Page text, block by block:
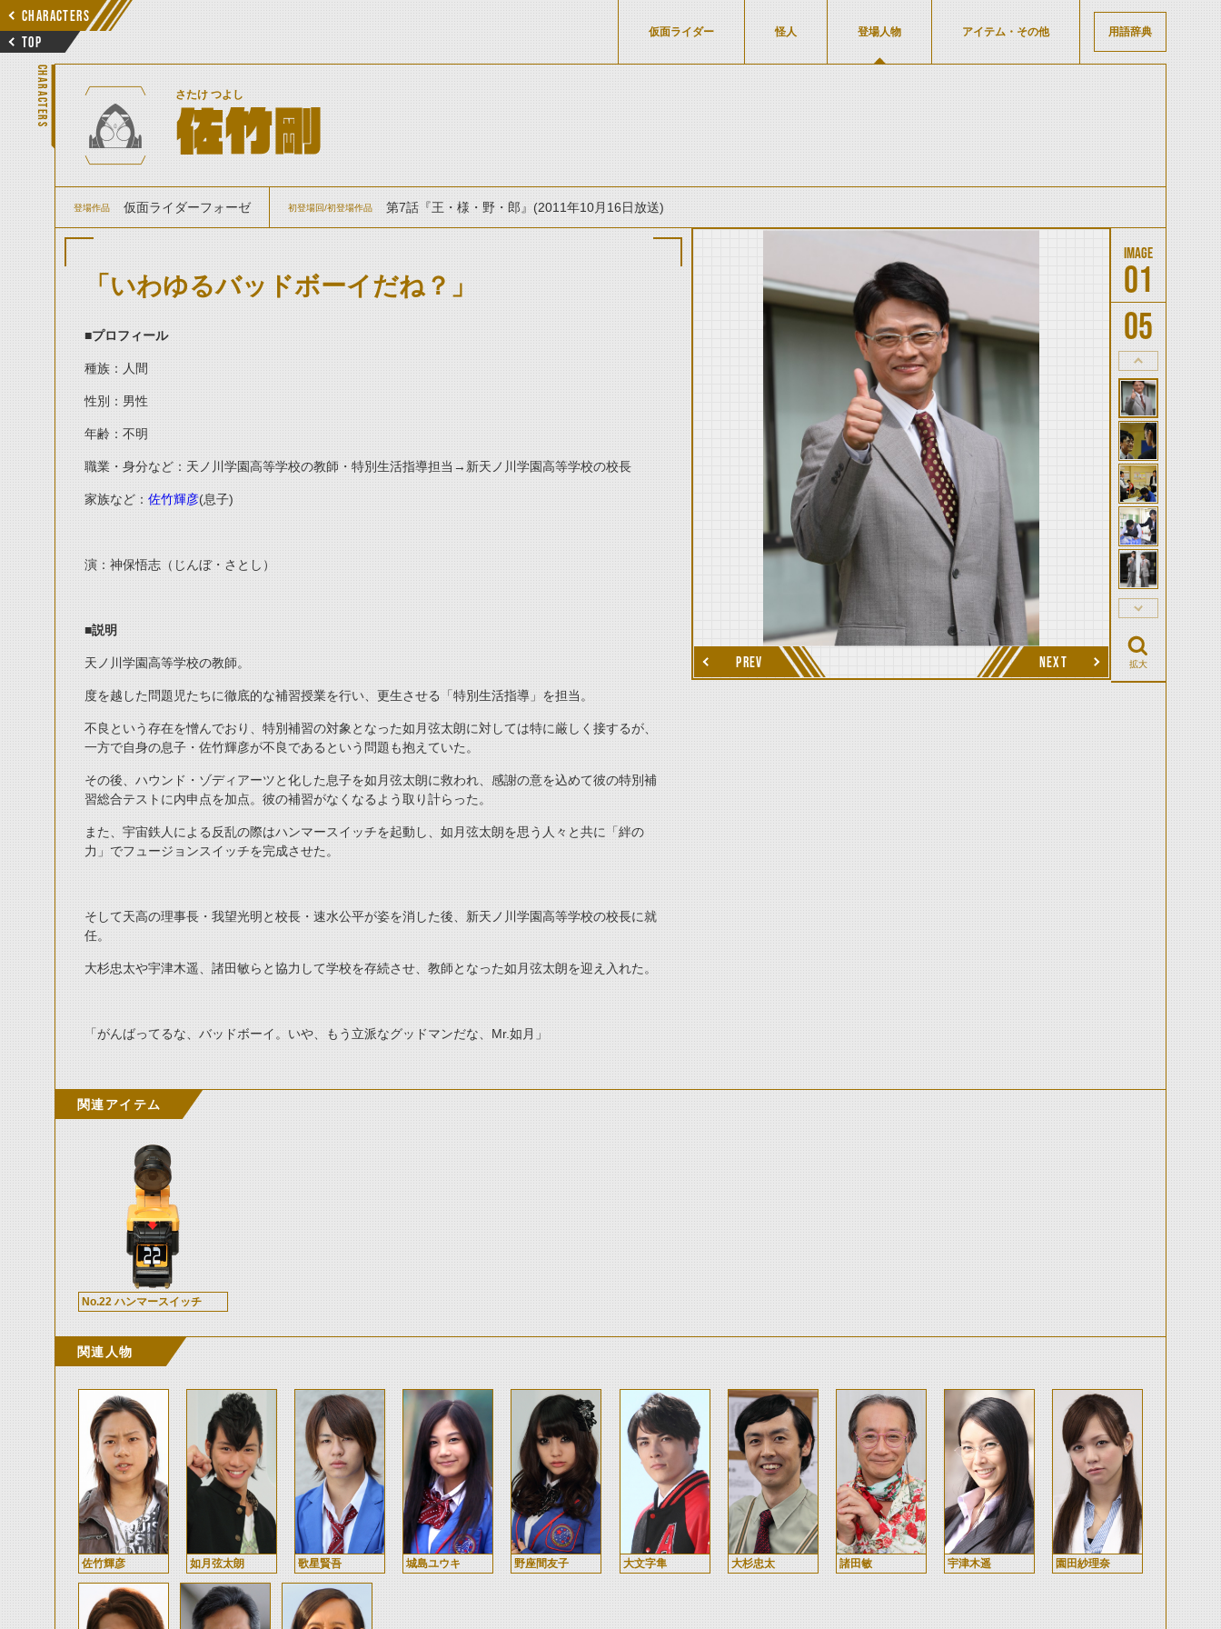
CHARACTERS
TOP
仮面ライダー 怪人 登場人物 アイテム・その他 用語辞典
CHARACTERS さたけ つよし
佐竹剛
登場作品 仮面ライダーフォーゼ 初登場回/初登場作品 第7話『王・様・野・郎』(2011年10月16日放送)
「いわゆるバッドボーイだね？」
■プロフィール
種族：人間
性別：男性
年齢：不明
職業・身分など：天ノ川学園高等学校の教師・特別生活指導担当→新天ノ川学園高等学校の校長
家族など： 佐竹輝彦(息子)
演：神保悟志（じんぼ・さとし）
■説明
天ノ川学園高等学校の教師。
度を越した問題児たちに徹底的な補習授業を行い、更生させる「特別生活指導」を担当。
不良という存在を憎んでおり、特別補習の対象となった如月弦太朗に対しては特に厳しく接するが、
一方で自身の息子・佐竹輝彦が不良であるという問題も抱えていた。
その後、ハウンド・ゾディアーツと化した息子を如月弦太朗に救われ、感謝の意を込めて彼の特別補
習総合テストに内申点を加点。彼の補習がなくなるよう取り計らった。
また、宇宙鉄人による反乱の際はハンマースイッチを起動し、如月弦太朗を思う人々と共に「絆の
力」でフュージョンスイッチを完成させた。
そして天高の理事長・我望光明と校長・速水公平が姿を消した後、新天ノ川学園高等学校の校長に就
任。
大杉忠太や宇津木遥、諸田敏らと協力して学校を存続させ、教師となった如月弦太朗を迎え入れた。
「がんばってるな、バッドボーイ。いや、もう立派なグッドマンだな、Mr.如月」
PREV NEXT
01
05
拡大
関連アイテム
No.22 ハンマースイッチ
関連人物
佐竹輝彦 如月弦太朗 歌星賢吾 城島ユウキ 野座間友子 大文字隼 大杉忠太 諸田敏 宇津木遥 園田紗理奈